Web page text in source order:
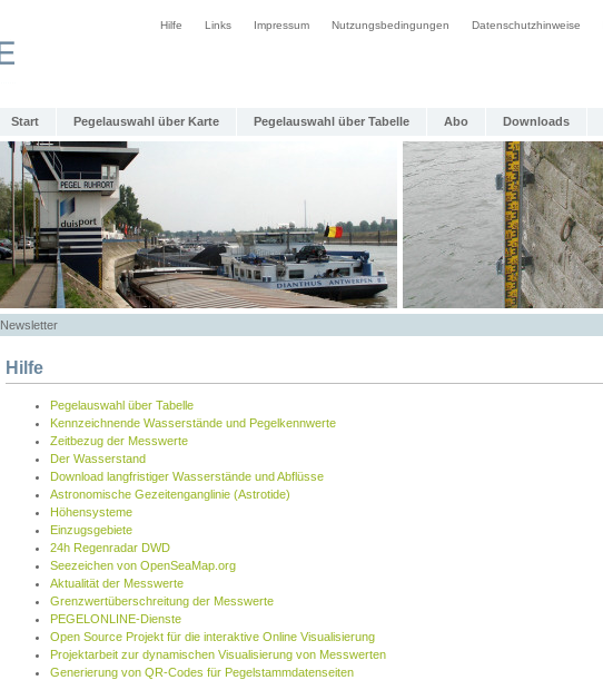
Hilfe Links Impressum Nutzungsbedingungen Datenschutzhinweise
Start Pegelauswahl über Karte Pegelauswahl über Tabelle Abo Downloads
Newsletter
Hilfe
Pegelauswahl über Tabelle
Kennzeichnende Wasserstände und Pegelkennwerte
Zeitbezug der Messwerte
Der Wasserstand
Download langfristiger Wasserstände und Abflüsse
Astronomische Gezeitenganglinie (Astrotide)
Höhensysteme
Einzugsgebiete
24h Regenradar DWD
Seezeichen von OpenSeaMap.org
Aktualität der Messwerte
Grenzwertüberschreitung der Messwerte
PEGELONLINE-Dienste
Open Source Projekt für die interaktive Online Visualisierung
Projektarbeit zur dynamischen Visualisierung von Messwerten
Generierung von QR-Codes für Pegelstammdatenseiten